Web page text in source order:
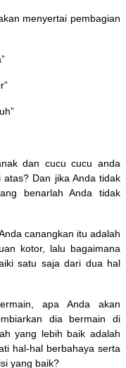
menyertai pembagian
dan cucu cucu anda
Dan jika Anda tidak
benarlah Anda tidak
canangkan itu adalah
kotor, lalu bagaimana
satu saja dari dua hal
apa Anda akan
dia bermain di
yang lebih baik adalah
hal-hal berbahaya serta
yang baik?